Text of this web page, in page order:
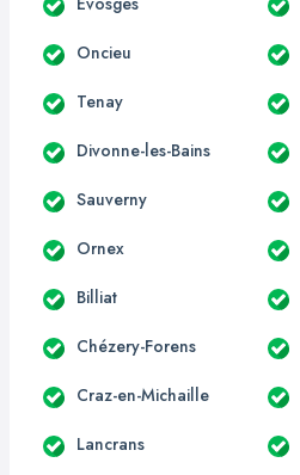
Oncieu
Tenay
Divonne-les-Bains
Sauverny
Ornex
Billiat
Chézery-Forens
Craz-en-Michaille
Lancrans